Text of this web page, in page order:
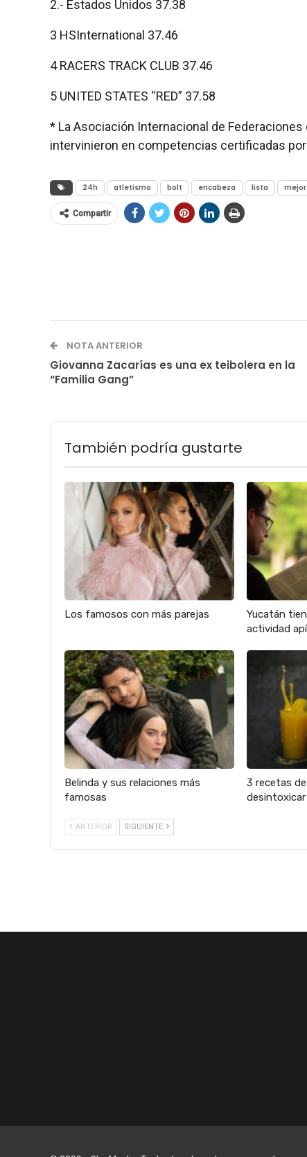
2.- Estados Unidos 37.38
3 HSInternational 37.46
4 RACERS TRACK CLUB 37.46
5 UNITED STATES “RED” 37.58
* La Asociación Internacional de
intervinieron en competencias certificadas
24h atletismo bolt encabeza lista
Compartir
NOTA ANTERIOR
Giovanna Zacarías es una ex teibolera en la
“Familia Gang”
También podría gustarte
Los famosos con más parejas
Yucatán
actividad
Belinda y sus relaciones más
famosas
3 recetas
ANTERIOR SIGUIENTE